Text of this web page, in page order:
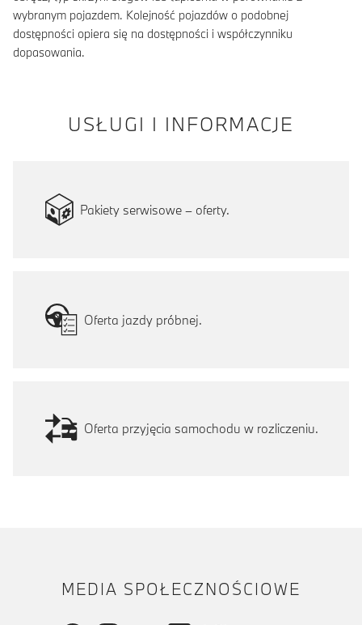
wybranym pojazdem. Kolejność pojazdów o podobnej
dostępności opiera się na dostępności i współczynniku
dopasowania.
USŁUGI I INFORMACJE
Pakiety serwisowe – oferty.
Oferta jazdy próbnej.
Oferta przyjęcia samochodu w rozliczeniu.
MEDIA SPOŁECZNOŚCIOWE